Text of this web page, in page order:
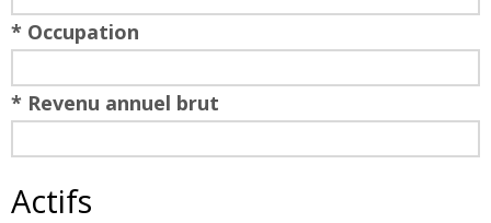
* Occupation
* Revenu annuel brut
Actifs